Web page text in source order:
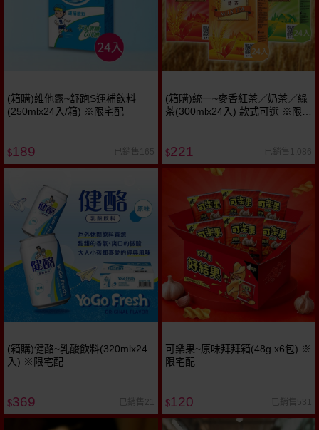
(箱購)維他露~舒跑S運補飲料
(250mlx24入/箱) ※限宅配
$189 已銷售165
(箱購)統一~麥香紅茶／奶茶／綠
茶(300mlx24入) 款式可選 ※限宅
$221 已銷售1,086
(箱購)健酪~乳酸飲料(320mlx24
入) ※限宅配
$369 已銷售21
可樂果~原味拜拜箱(48g x6包) ※
限宅配
$120 已銷售531